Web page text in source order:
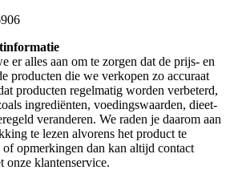
er alles aan om te zorgen dat de prijs- en
producten die we verkopen zo accuraat
producten regelmatig worden verbeterd,
ingrediënten, voedingswaarden, dieet-
veranderen. We raden je daarom aan
te lezen alvorens het product te
opmerkingen dan kan altijd contact
onze klantenservice.